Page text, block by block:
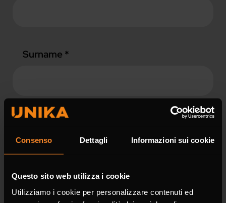
Consenso Dettagli Informazioni sui cookie
Questo sito web utilizza i cookie
Utilizziamo i cookie per personalizzare contenuti ed
Surname *
Company
Phone